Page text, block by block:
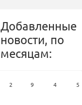
Добавленные
новости, по
месяцам:
2 9 4 5